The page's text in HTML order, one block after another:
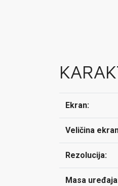
Ekran:
Veličina
Rezolucija:
Masa